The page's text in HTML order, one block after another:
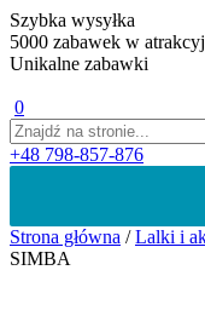
Szybka wysyłka
5000 zabawek w
Unikalne zabawki
0
+48 798-857-876
Strona główna /Lalki i
SIMBA